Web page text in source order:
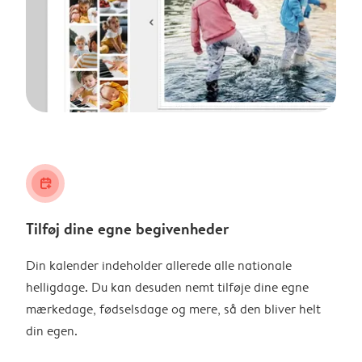
calendar_plus
Tilføj dine egne begivenheder
Din kalender indeholder allerede alle nationale
helligdage. Du kan desuden nemt tilføje dine egne
mærkedage, fødselsdage og mere, så den bliver helt
din egen.